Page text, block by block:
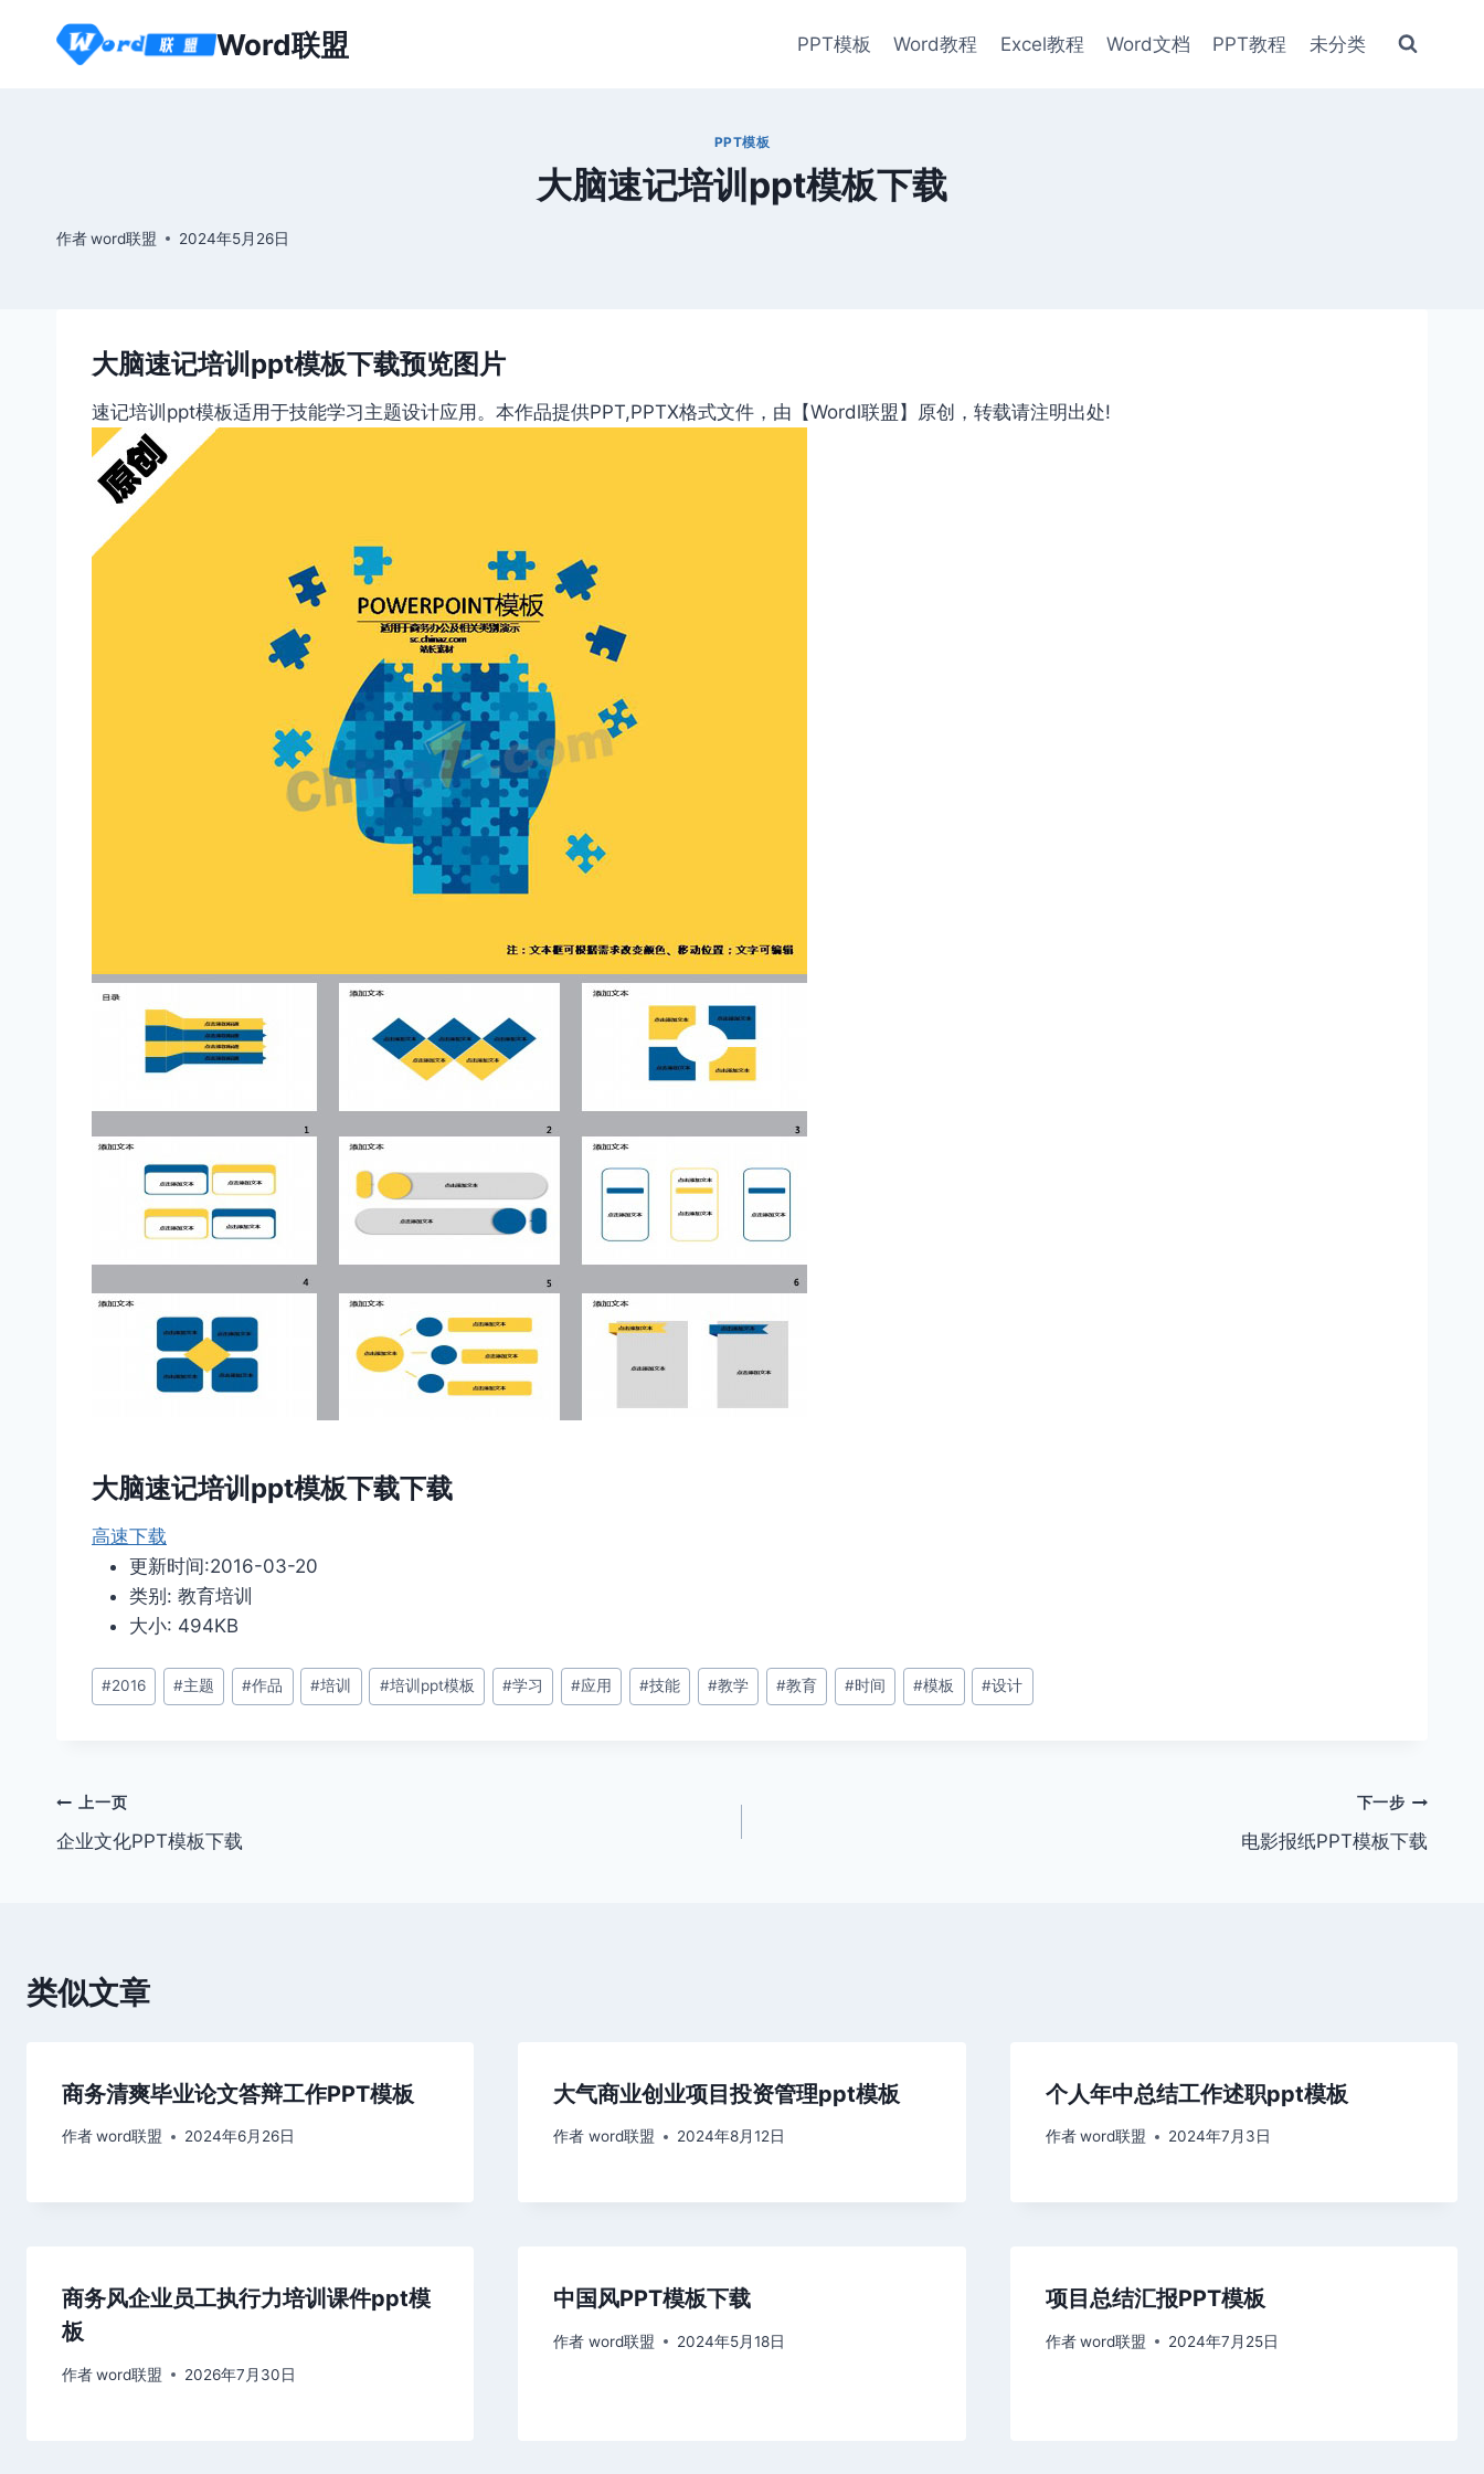
Word联盟 PPT模板 Word教程 Excel教程 Word文档 PPT教程 未分类
PPT模板
大脑速记培训ppt模板下载
作者word联盟 2024年5月26日
大脑速记培训ppt模板下载预览图片
速记培训ppt模板适用于技能学习主题设计应用。本作品提供PPT,PPTX格式文件，由【Wordl联盟】原创，转载请注明出处!
大脑速记培训ppt模板下载下载
高速下载
更新时间:2016-03-20
类别: 教育培训
大小: 494KB
文
章
#2016 #主题 #作品 #培训 #培训ppt模板 #学习 #应用 #技能 #教学 #教育 #时间 #模板 #设计
文
章
上一页
企业文化PPT模板下载
下一步
电影报纸PPT模板下载
类似文章
商务清爽毕业论文答辩工作PPT模板
作者word联盟 2024年6月26日
大气商业创业项目投资管理ppt模板
作者 word联盟 2024年8月12日
个人年中总结工作述职ppt模板
作者 word联盟 2024年7月3日
商务风企业员工执行力培训课件ppt模
板
作者word联盟 2026年7月30日
中国风PPT模板下载
作者 word联盟 2024年5月18日
项目总结汇报PPT模板
作者 word联盟 2024年7月25日